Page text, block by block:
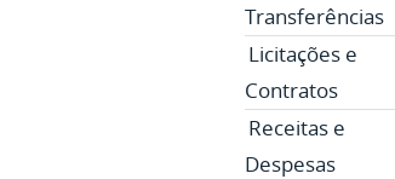
Transferências
Licitações e
Contratos
Receitas e
Despesas